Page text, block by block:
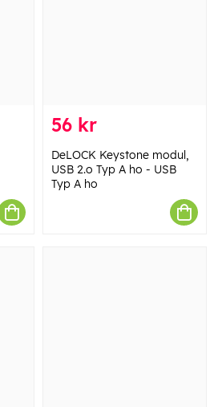
56 kr
DeLOCK Keystone modul,
USB 2.o Typ A ho - USB
Typ A ho